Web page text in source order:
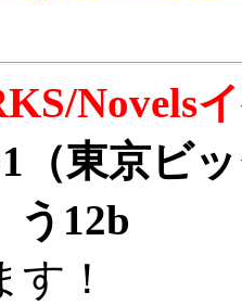
Novels
（東京ビ
う12b
！